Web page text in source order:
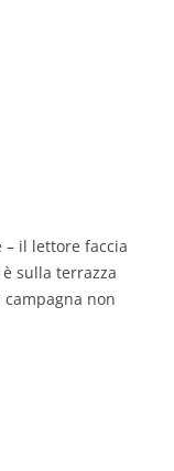
– il lettore faccia
sulla terrazza
non